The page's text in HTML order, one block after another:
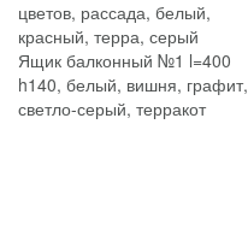
Ящик балконный №1 l=400
h140, белый, вишня, графит,
светло-серый, терракот